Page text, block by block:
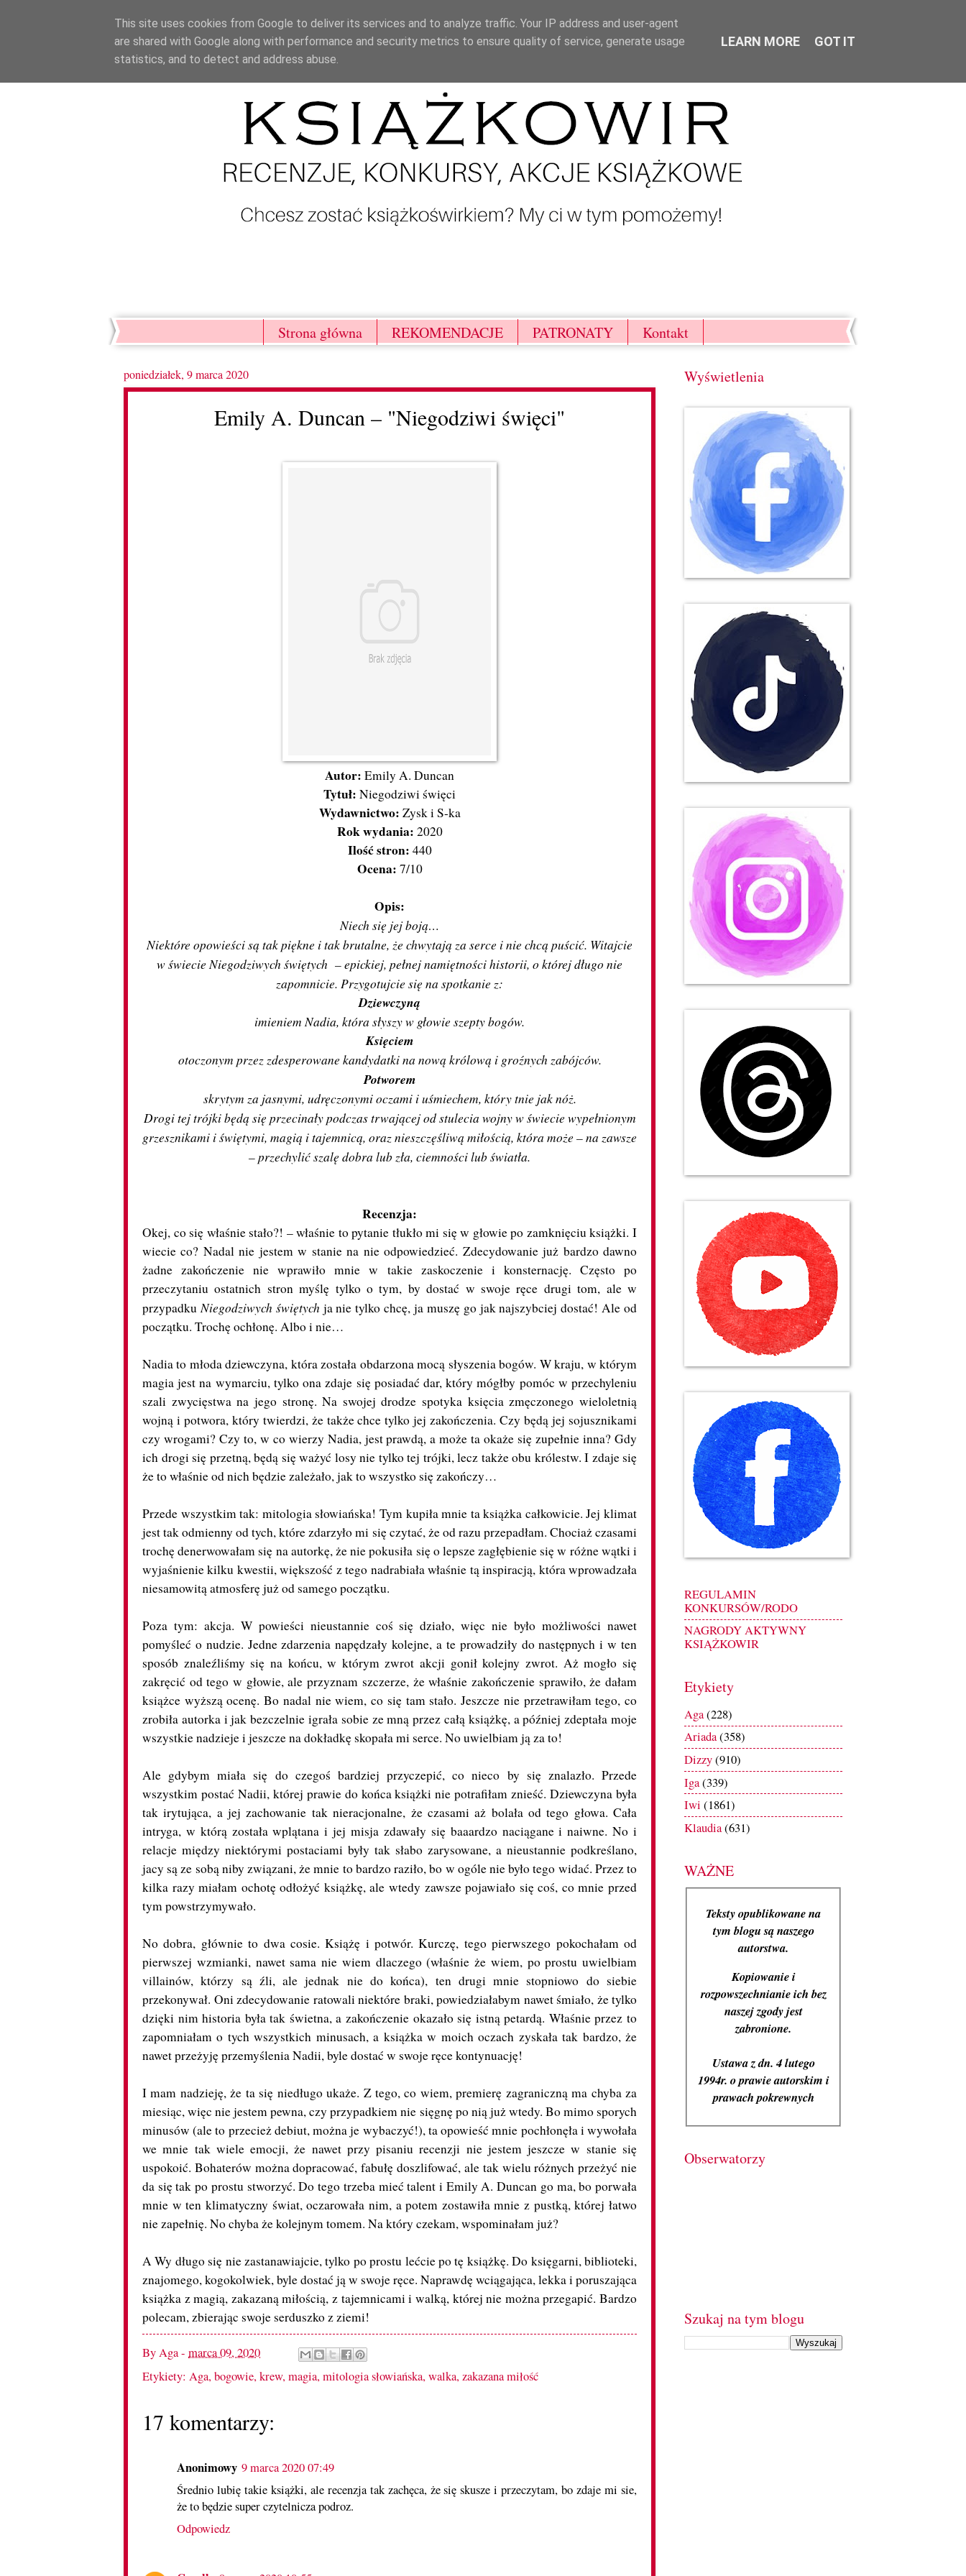
Strona główna REKOMENDACJE PATRONATY Kontakt
poniedziałek, 9 marca 2020
Emily A. Duncan – "Niegodziwi święci"
Autor: Emily A. Duncan
Tytuł: Niegodziwi święci
Wydawnictwo: Zysk i S-ka
Rok wydania: 2020
Ilość stron: 440
Ocena: 7/10
Opis:
Niech się jej boją…
Niektóre opowieści są tak piękne i tak brutalne, że chwytają za serce i nie chcą puścić. Witajcie
w świecie Niegodziwych świętych – epickiej, pełnej namiętności historii, o której długo nie
zapomnicie. Przygotujcie się na spotkanie z:
Dziewczyną
imieniem Nadia, która słyszy w głowie szepty bogów.
Księciem
otoczonym przez zdesperowane kandydatki na nową królową i groźnych zabójców.
Potworem
skrytym za jasnymi, udręczonymi oczami i uśmiechem, który tnie jak nóż.
Drogi tej trójki będą się przecinały podczas trwającej od stulecia wojny w świecie wypełnionym
grzesznikami i świętymi, magią i tajemnicą, oraz nieszczęśliwą miłością, która może – na zawsze
– przechylić szalę dobra lub zła, ciemności lub światła.
Recenzja:
Okej, co się właśnie stało?! – właśnie to pytanie tłukło mi się w głowie po zamknięciu książki. I
wiecie co? Nadal nie jestem w stanie na nie odpowiedzieć. Zdecydowanie już bardzo dawno
żadne zakończenie nie wprawiło mnie w takie zaskoczenie i konsternację. Często po
przeczytaniu ostatnich stron myślę tylko o tym, by dostać w swoje ręce drugi tom, ale w
przypadku Niegodziwych świętych ja nie tylko chcę, ja muszę go jak najszybciej dostać! Ale od
początku. Trochę ochłonę. Albo i nie…
Nadia to młoda dziewczyna, która została obdarzona mocą słyszenia bogów. W kraju, w którym
magia jest na wymarciu, tylko ona zdaje się posiadać dar, który mógłby pomóc w przechyleniu
szali zwycięstwa na jego stronę. Na swojej drodze spotyka księcia zmęczonego wieloletnią
wojną i potwora, który twierdzi, że także chce tylko jej zakończenia. Czy będą jej sojusznikami
czy wrogami? Czy to, w co wierzy Nadia, jest prawdą, a może ta okaże się zupełnie inna? Gdy
ich drogi się przetną, będą się ważyć losy nie tylko tej trójki, lecz także obu królestw. I zdaje się
że to właśnie od nich będzie zależało, jak to wszystko się zakończy…
Przede wszystkim tak: mitologia słowiańska! Tym kupiła mnie ta książka całkowicie. Jej klimat
jest tak odmienny od tych, które zdarzyło mi się czytać, że od razu przepadłam. Chociaż czasami
trochę denerwowałam się na autorkę, że nie pokusiła się o lepsze zagłębienie się w różne wątki i
wyjaśnienie kilku kwestii, większość z tego nadrabiała właśnie tą inspiracją, która wprowadzała
niesamowitą atmosferę już od samego początku.
Poza tym: akcja. W powieści nieustannie coś się działo, więc nie było możliwości nawet
pomyśleć o nudzie. Jedne zdarzenia napędzały kolejne, a te prowadziły do następnych i w ten
sposób znaleźliśmy się na końcu, w którym zwrot akcji gonił kolejny zwrot. Aż mogło się
zakręcić od tego w głowie, ale przyznam szczerze, że właśnie zakończenie sprawiło, że dałam
książce wyższą ocenę. Bo nadal nie wiem, co się tam stało. Jeszcze nie przetrawiłam tego, co
zrobiła autorka i jak bezczelnie igrała sobie ze mną przez całą książkę, a później zdeptała moje
wszystkie nadzieje i jeszcze na dokładkę skopała mi serce. No uwielbiam ją za to!
Ale gdybym miała się do czegoś bardziej przyczepić, co nieco by się znalazło. Przede
wszystkim postać Nadii, której prawie do końca książki nie potrafiłam znieść. Dziewczyna była
tak irytująca, a jej zachowanie tak nieracjonalne, że czasami aż bolała od tego głowa. Cała
intryga, w którą została wplątana i jej misja zdawały się baaardzo naciągane i naiwne. No i
relacje między niektórymi postaciami były tak słabo zarysowane, a nieustannie podkreślano,
jacy są ze sobą niby związani, że mnie to bardzo raziło, bo w ogóle nie było tego widać. Przez to
kilka razy miałam ochotę odłożyć książkę, ale wtedy zawsze pojawiało się coś, co mnie przed
tym powstrzymywało.
No dobra, głównie to dwa cosie. Książę i potwór. Kurczę, tego pierwszego pokochałam od
pierwszej wzmianki, nawet sama nie wiem dlaczego (właśnie że wiem, po prostu uwielbiam
villainów, którzy są źli, ale jednak nie do końca), ten drugi mnie stopniowo do siebie
przekonywał. Oni zdecydowanie ratowali niektóre braki, powiedziałabym nawet śmiało, że tylko
dzięki nim historia była tak świetna, a zakończenie okazało się istną petardą. Właśnie przez to
zapomniałam o tych wszystkich minusach, a książka w moich oczach zyskała tak bardzo, że
nawet przeżyję przemyślenia Nadii, byle dostać w swoje ręce kontynuację!
I mam nadzieję, że ta się niedługo ukaże. Z tego, co wiem, premierę zagraniczną ma chyba za
miesiąc, więc nie jestem pewna, czy przypadkiem nie sięgnę po nią już wtedy. Bo mimo sporych
minusów (ale to przecież debiut, można je wybaczyć!), ta opowieść mnie pochłonęła i wywołała
we mnie tak wiele emocji, że nawet przy pisaniu recenzji nie jestem jeszcze w stanie się
uspokoić. Bohaterów można dopracować, fabułę doszlifować, ale tak wielu różnych przeżyć nie
da się tak po prostu stworzyć. Do tego trzeba mieć talent i Emily A. Duncan go ma, bo porwała
mnie w ten klimatyczny świat, oczarowała nim, a potem zostawiła mnie z pustką, której łatwo
nie zapełnię. No chyba że kolejnym tomem. Na który czekam, wspominałam już?
A Wy długo się nie zastanawiajcie, tylko po prostu lećcie po tę książkę. Do księgarni, biblioteki,
znajomego, kogokolwiek, byle dostać ją w swoje ręce. Naprawdę wciągająca, lekka i poruszająca
książka z magią, zakazaną miłością, z tajemnicami i walką, której nie można przegapić. Bardzo
polecam, zbierając swoje serduszko z ziemi!
ByAga- marca 09, 2020
Etykiety: Aga,bogowie,krew,magia,mitologia słowiańska,walka,zakazana miłość
17 komentarzy:
Anonimowy 9 marca 2020 07:49
Średnio lubię takie książki, ale recenzja tak zachęca, że się skusze i przeczytam, bo zdaje mi sie,
że to będzie super czytelnicza podroz.
Odpowiedz
Wyświetlenia
REGULAMIN
KONKURSÓW/RODO
NAGRODY AKTYWNY
KSIĄŻKOWIR
Etykiety
Aga(228)
Ariada(358)
Dizzy(910)
Iga(339)
Iwi (1861)
Klaudia(631)
WAŻNE
Teksty opublikowane na
tym blogu są naszego
autorstwa.
Kopiowanie i
rozpowszechnianie ich bez
naszej zgody jest
zabronione.
Ustawa z dn. 4 lutego
1994r. o prawie autorskim i
prawach pokrewnych
Obserwatorzy
Szukaj na tym blogu
This site uses cookies from Google to deliver its services and to analyze traffic. Your IP address and user-agent
are shared with Google along with performance and security metrics to ensure quality of service, generate usage
statistics, and to detect and address abuse.
LEARN MORE GOT IT